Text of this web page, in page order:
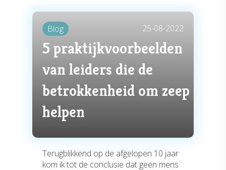
Blog 25-08-2022
5 praktijkvoorbeelden
van leiders die de
betrokkenheid om zeep
helpen
Terugblikkend op de afgelopen 10 jaar
kom ik tot de conclusie dat geen mens